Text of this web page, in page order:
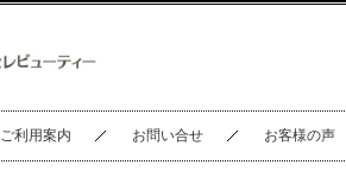
ご利用案内 お問い合せ お客様の声